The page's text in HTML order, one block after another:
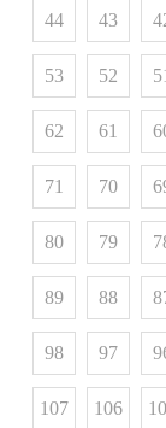
43
44
52
53
61
62
70
71
79
80
88
89
97
98
106
107